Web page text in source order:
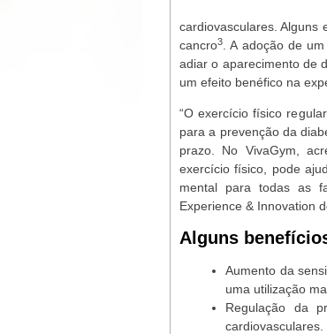
cardiovasculares. Alguns
cancro3
. A adoção de
adiar o aparecimento de
um efeito benéfico na
“O exercício físico
para a prevenção da
prazo. No VivaGym,
exercício físico, pode
mental para todas as
Experience & Innovation
Alguns
Aumento da
uma utilização
Regulação da
cardiovasculares.